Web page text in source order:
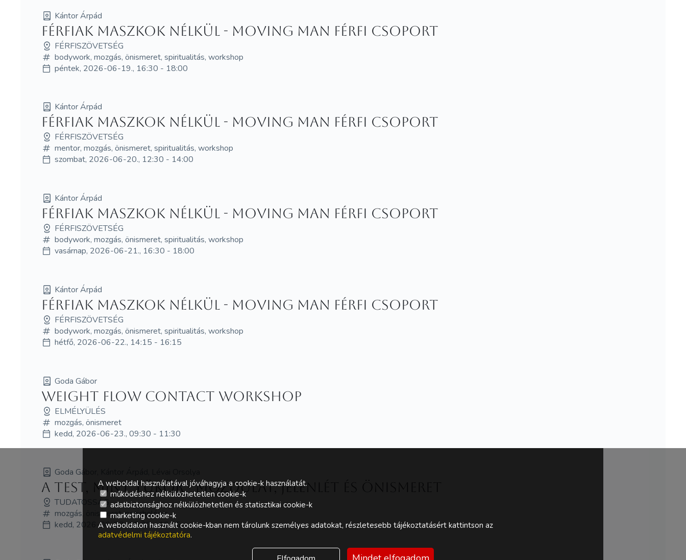
Kántor Árpád
Férfiak maszkok nélkül - Moving Man férfi csoport
FÉRFISZÖVETSÉG
bodywork, mozgás, önismeret, spiritualitás, workshop
péntek, 2026-06-19., 16:30 - 18:00
Kántor Árpád
Férfiak maszkok nélkül - Moving Man férfi csoport
FÉRFISZÖVETSÉG
mentor, mozgás, önismeret, spiritualitás, workshop
szombat, 2026-06-20., 12:30 - 14:00
Kántor Árpád
Férfiak maszkok nélkül - Moving Man férfi csoport
FÉRFISZÖVETSÉG
bodywork, mozgás, önismeret, spiritualitás, workshop
vasárnap, 2026-06-21., 16:30 - 18:00
Kántor Árpád
Férfiak maszkok nélkül - Moving Man férfi csoport
FÉRFISZÖVETSÉG
bodywork, mozgás, önismeret, spiritualitás, workshop
hétfő, 2026-06-22., 14:15 - 16:15
Goda Gábor
Weight Flow Contact Workshop
ELMÉLYÜLÉS
mozgás, önismeret
kedd, 2026-06-23., 09:30 - 11:30
Goda Gábor, Kántor Árpád, Lévai Orsolya
A test, mint tükör - mozdulat, jelenlét és önismeret
TUDATOSSÁG
mozgás, önismeret, pszichológia
kedd, 2026-06-23., 15:30 - 16:45
A weboldal használatával jóváhagyja a cookie-k használatát.
működéshez nélkülözhetetlen cookie-k
adatbiztonsághoz nélkülözhetetlen és statisztikai cookie-k
marketing cookie-k
A weboldalon használt cookie-kban nem tárolunk személyes adatokat, részletesebb tájékoztatásért kattintson az
adatvédelmi tájékoztatóra.